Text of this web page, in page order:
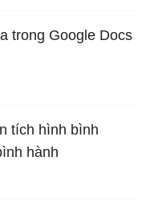
trong Google Docs
tích hình bình
hành